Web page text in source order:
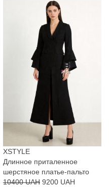
XSTYLE
Длинное приталенное
шерстяное платье-пальто
10400 UAH 9200 UAH